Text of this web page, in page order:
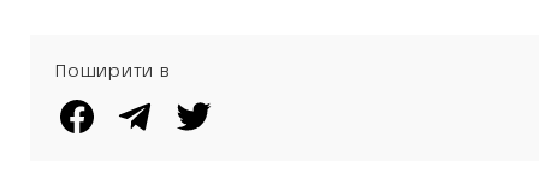
Поширити в